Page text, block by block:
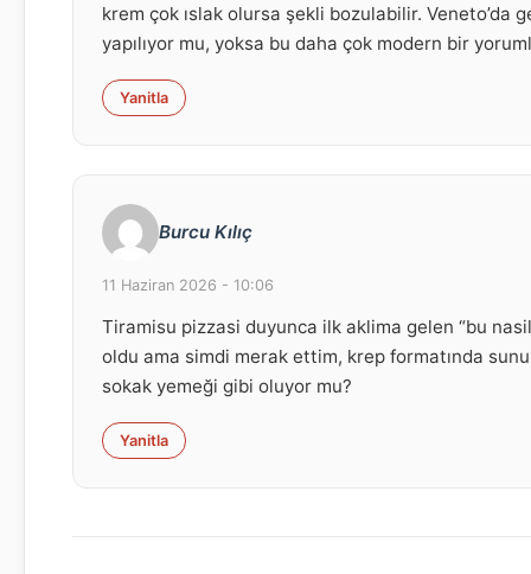
krem çok ıslak olursa şekli bozulabilir. Veneto’da
yapılıyor mu, yoksa bu daha çok modern bir
Yanitla
Burcu Kılıç
11 Haziran 2026 - 10:06
Tiramisu pizzasi duyunca ilk aklima gelen “bu
oldu ama simdi merak ettim, krep formatında
sokak yemeği gibi oluyor mu?
Yanitla